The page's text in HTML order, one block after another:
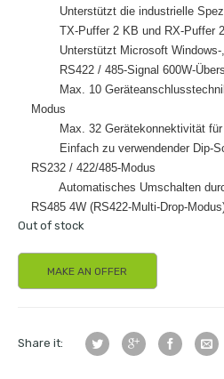
Unterstützt die industrielle
TX-Puffer 2 KB und RX-Puffer 2
Unterstützt Microsoft Windows-,
RS422 / 485-Signal 600W-
Max. 10 Geräteanschlusstechnik
Modus
Max. 32 Gerätekonnektivität für
Einfach zu verwendender Dip-
RS232 / 422/485-Modus
Automatisches Umschalten
RS485 4W (RS422-Multi-Drop-
Out of stock
MAKE AN OFFER
Share it: